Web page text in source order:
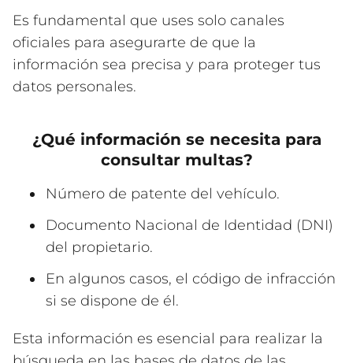
Es fundamental que uses solo canales
oficiales para asegurarte de que la
información sea precisa y para proteger tus
datos personales.
¿Qué información se necesita para
consultar multas?
Número de patente del vehículo.
Documento Nacional de Identidad (DNI)
del propietario.
En algunos casos, el código de infracción
si se dispone de él.
Esta información es esencial para realizar la